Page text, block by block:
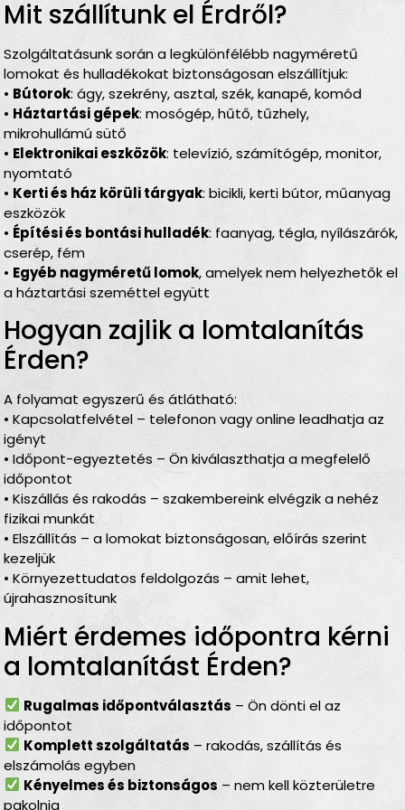
Mit szállítunk el Érdről?
Szolgáltatásunk során a legkülönfélébb nagyméretű
lomokat és hulladékokat biztonságosan elszállítjuk:
• Bútorok: ágy, szekrény, asztal, szék, kanapé, komód
• Háztartási gépek: mosógép, hűtő, tűzhely,
mikrohullámú sütő
• Elektronikai eszközök: televízió, számítógép, monitor,
nyomtató
• Kerti és ház körüli tárgyak: bicikli, kerti bútor, műanyag
eszközök
• Építési és bontási hulladék: faanyag, tégla, nyílászárók,
cserép, fém
• Egyéb nagyméretű lomok, amelyek nem helyezhetők el
a háztartási szeméttel együtt
Hogyan zajlik a lomtalanítás
Érden?
A folyamat egyszerű és átlátható:
• Kapcsolatfelvétel – telefonon vagy online leadhatja az
igényt
• Időpont-egyeztetés – Ön kiválaszthatja a megfelelő
időpontot
• Kiszállás és rakodás – szakembereink elvégzik a nehéz
fizikai munkát
• Elszállítás – a lomokat biztonságosan, előírás szerint
kezeljük
• Környezettudatos feldolgozás – amit lehet,
újrahasznosítunk
Miért érdemes időpontra kérni
a lomtalanítást Érden?
Rugalmas időpontválasztás – Ön dönti el az
időpontot
Komplett szolgáltatás – rakodás, szállítás és
elszámolás egyben
Kényelmes és biztonságos – nem kell közterületre
pakolnia